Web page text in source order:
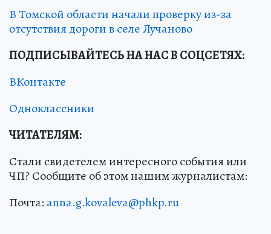
В Томской области начали проверку из-за
отсутствия дороги в селе Лучаново
ПОДПИСЫВАЙТЕСЬ НА НАС В СОЦСЕТЯХ:
ВКонтакте
Одноклассники
ЧИТАТЕЛЯМ:
Стали свидетелем интересного события или
ЧП? Сообщите об этом нашим журналистам:
Почта: anna.g.kovaleva@phkp.ru